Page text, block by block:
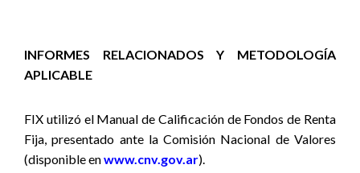
INFORMES RELACIONADOS Y METODOLOGÍA
APLICABLE
FIX utilizó el Manual de Calificación de Fondos de Renta
Fija,presentado ante la Comisión Nacional de Valores
(disponible enwww.cnv.gov.ar).